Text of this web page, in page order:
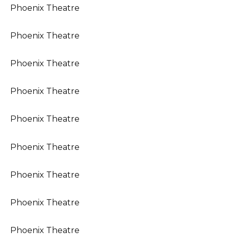
Phoenix Theatre
Phoenix Theatre
Phoenix Theatre
Phoenix Theatre
Phoenix Theatre
Phoenix Theatre
Phoenix Theatre
Phoenix Theatre
Phoenix Theatre